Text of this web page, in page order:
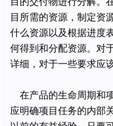
目所需的资源，制定资
什么资源以及根据进度
何得到和分配资源。对
详细，对于一些要求应
在产品的生命周期和
应明确项目任务的内部